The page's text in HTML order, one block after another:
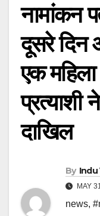
नामांकन
दूसरे दिन
एक
प्रत्याशी
दाखिल
By Indu
MAY
news,